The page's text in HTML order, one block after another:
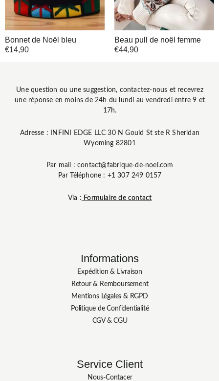
Bonnet de Noël bleu
€14,90
Beau pull de noël femme
€44,90
Une question ou une suggestion, contactez-nous et recevrez
une réponse en moins de 24h du lundi au vendredi entre 9 et
17h.
Adresse : INFINI EDGE LLC 30 N Gould St ste R Sheridan
Wyoming 82801
Par mail : contact@fabrique-de-noel.com
Par Téléphone : +1 307 249 0157
Via : Formulaire de contact
Informations
Expédition & Livraison
Retour & Remboursement
Mentions Légales & RGPD
Politique de Confidentialité
CGV & CGU
Service Client
Nous-Contacer